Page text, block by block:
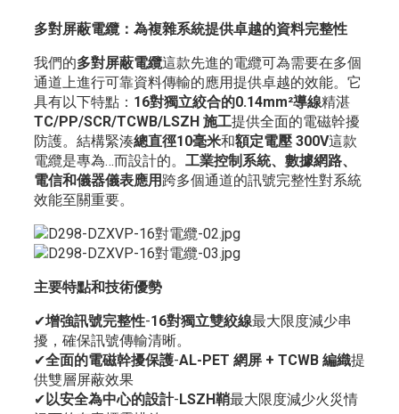
多對屏蔽電纜：為複雜系統提供卓越的資料完整性
我們的多對屏蔽電纜這款先進的電纜可為需要在多個
通道上進行可靠資料傳輸的應用提供卓越的效能。它
具有以下特點： 16對獨立絞合的0.14mm²導線精湛
TC/PP/SCR/TCWB/LSZH 施工提供全面的電磁幹擾
防護。結構緊湊總直徑10毫米和額定電壓 300V這款
電纜是專為…而設計的。 工業控制系統、數據網路、
電信和儀器儀表應用 跨多個通道的訊號完整性對系統
效能至關重要。
主要特點和技術優勢
✔增強訊號完整性-16對獨立雙絞線最大限度減少串
擾，確保訊號傳輸清晰。
✔全面的電磁幹擾保護-AL-PET 網屏 + TCWB 編織提
供雙層屏蔽效果
✔以安全為中心的設計-LSZH鞘最大限度減少火災情